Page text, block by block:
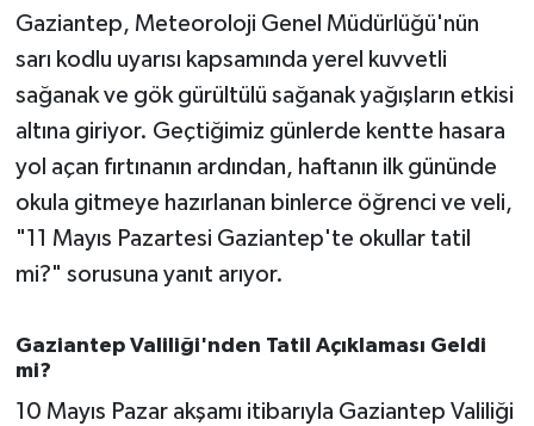
Gaziantep, Meteoroloji Genel Müdürlüğü'nün
sarı kodlu uyarısı kapsamında yerel kuvvetli
sağanak ve gök gürültülü sağanak yağışların etkisi
altına giriyor. Geçtiğimiz günlerde kentte hasara
yol açan fırtınanın ardından, haftanın ilk gününde
okula gitmeye hazırlanan binlerce öğrenci ve veli,
"11 Mayıs Pazartesi Gaziantep'te okullar tatil
mi?" sorusuna yanıt arıyor.
Gaziantep Valiliği'nden Tatil Açıklaması Geldi
mi?
10 Mayıs Pazar akşamı itibarıyla Gaziantep Valiliği
İvrindi
KENT GÜNDEMİ
Kepsut
KÜLTÜR-SANAT
MAGAZİN